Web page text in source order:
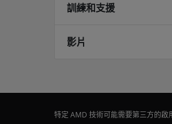
訓練和支援
影片
特定 AMD 技術可能需要第三方的